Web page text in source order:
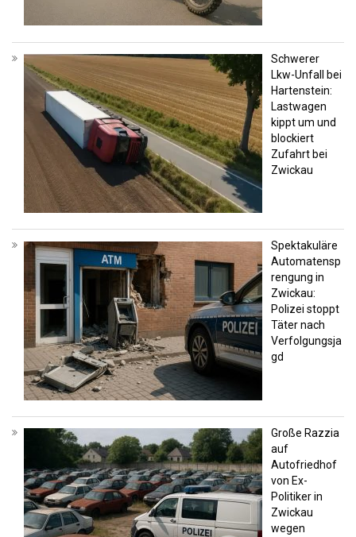
Schwerer
Lkw-Unfall bei
Hartenstein:
Lastwagen
kippt um und
blockiert
Zufahrt bei
Zwickau
Spektakuläre
Automatensp
rengung in
Zwickau:
Polizei stoppt
Täter nach
Verfolgungsja
gd
Große Razzia
auf
Autofriedhof
von Ex-
Politiker in
Zwickau
wegen